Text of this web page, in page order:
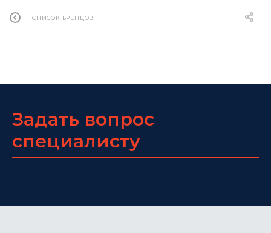
СПИСОК БРЕНДОВ
Задать вопрос
специалисту